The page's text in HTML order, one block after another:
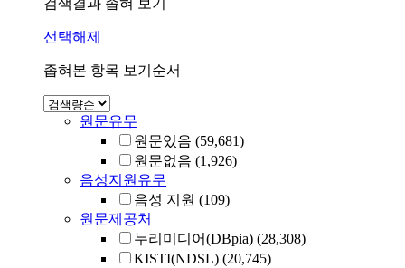
검색결과 좁혀 보기
선택해제
좁혀본 항목 보기순서
원문유무
원문있음 (59,681)
원문없음 (1,926)
음성지원유무
음성 지원 (109)
원문제공처
누리미디어(DBpia) (28,308)
KISTI(NDSL) (20,745)